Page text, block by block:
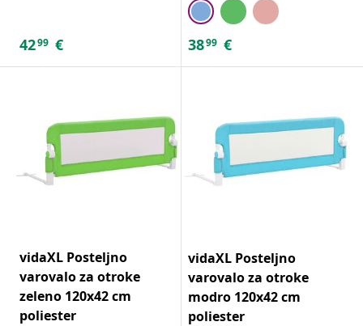
4299 € 3899 €
vidaXL Posteljno
varovalo za otroke
zeleno 120x42 cm
poliester
vidaXL Posteljno
varovalo za otroke
modro 120x42 cm
poliester